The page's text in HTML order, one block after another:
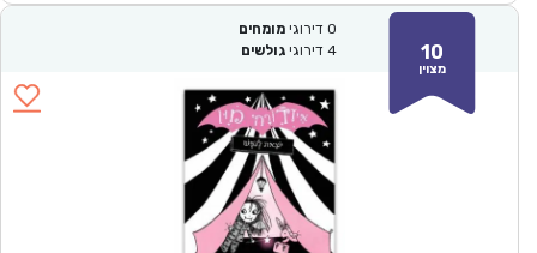
10
מצוין
0 דירוגי מומחים
4 דירוגי גולשים